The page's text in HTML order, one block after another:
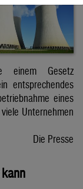
einem Gesetz
entsprechendes
eines
Unternehmen
Die Presse